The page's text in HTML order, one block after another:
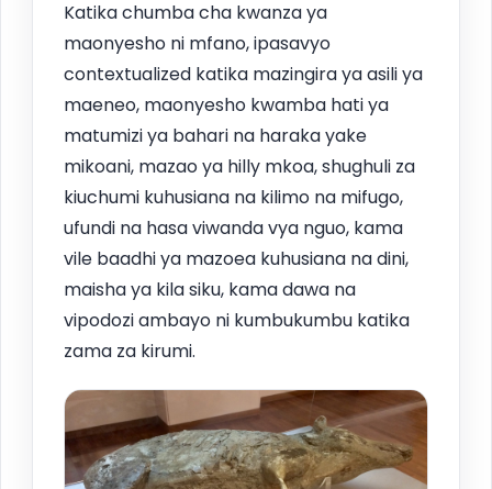
Katika chumba cha kwanza ya
maonyesho ni mfano, ipasavyo
contextualized katika mazingira ya asili ya
maeneo, maonyesho kwamba hati ya
matumizi ya bahari na haraka yake
mikoani, mazao ya hilly mkoa, shughuli za
kiuchumi kuhusiana na kilimo na mifugo,
ufundi na hasa viwanda vya nguo, kama
vile baadhi ya mazoea kuhusiana na dini,
maisha ya kila siku, kama dawa na
vipodozi ambayo ni kumbukumbu katika
zama za kirumi.